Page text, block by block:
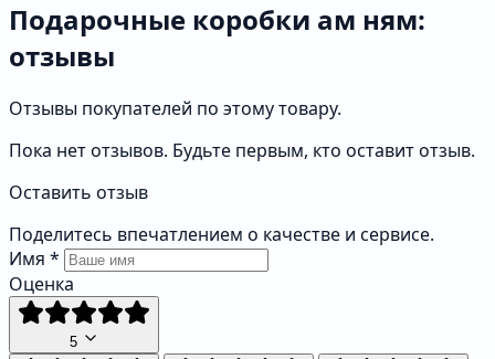
Подарочные коробки ам ням:
отзывы
Отзывы покупателей по этому товару.
Пока нет отзывов. Будьте первым, кто оставит отзыв.
Оставить отзыв
Поделитесь впечатлением о качестве и сервисе.
Имя *
Оценка
5